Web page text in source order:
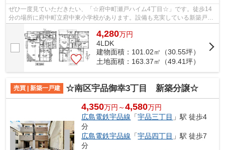
ぜひ一度見ていただきたい、「☆府中町瀬戸ハイム4丁目☆」です。徒歩14
分の場所に府中町立府中東小学校があります。設備も充実している新築戸建
ての物件はいかがでしょうか。前面道路6m...
4,280万円
4LDK
建物面積：101.02㎡（30.55坪）
土地面積：163.37㎡（49.41坪）
売買 | 新築一戸建 ☆南区宇品御幸3丁目 新築分譲☆
4,350万円～4,580万円
広島電鉄宇品線 「宇品三丁目 」駅 徒歩4
分
広島電鉄宇品線 「宇品四丁目 」駅 徒歩7
分